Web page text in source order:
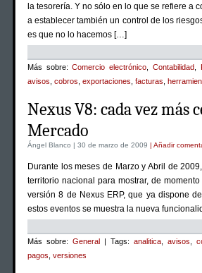
la tesorería. Y no sólo en lo que se refiere a
a establecer también un control de los
es que no lo hacemos […]
Más sobre:Comercio electrónico Contabilidad,
avisos cobros exportaciones facturas
Nexus V8: cada vez más
Mercado
Ángel Blanco | 30 de marzo de 2009 | Añadir
Durante los meses de Marzo y Abril de
territorio nacional para mostrar, de
versión 8 de Nexus ERP, que ya dispone
estos eventos se muestra la nueva
Más sobre: General | Tags: analitica avisos
pagos versiones